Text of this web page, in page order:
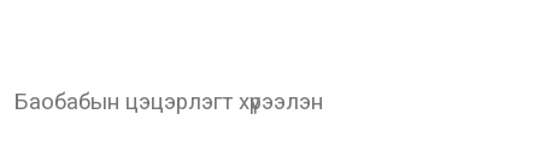
Баобабын цэцэрлэгт хүрээлэн